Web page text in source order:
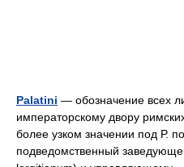
Palatini — обозначение всех
императорскому двору
более узком значении под Р.
подведомственный